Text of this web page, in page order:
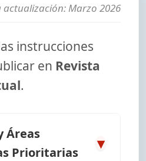
actualización: Marzo 2026
instrucciones
en Revista
.
Áreas
Prioritarias
▾